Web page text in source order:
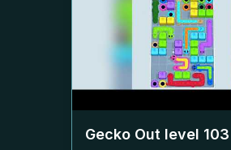
Gecko Out level 103